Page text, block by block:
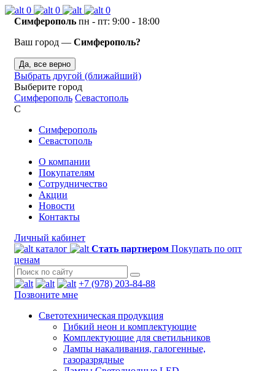
0 0
0
Симферополь пн - пт: 9:00 - 18:00
Ваш город — Симферополь?
Да, все верно
Выбрать другой (ближайший)
Выберите город
Симферополь Севастополь
С
Симферополь
Севастополь
О компании
Покупателям
Сотрудничество
Акции
Новости
Контакты
Личный кабинет
каталог
Стать партнером Покупать по опт
ценам
+7 (978) 203-84-88
Позвоните мне
Светотехническая продукция
Гибкий неон и комплектующие
Комплектующие для светильников
Лампы накаливания, галогенные,
газоразрядные